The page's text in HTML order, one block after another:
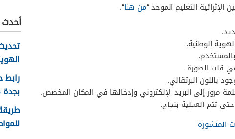
التعليم الموحد “من هنا“.
الوطنية.
قلب الصورة.
باللون البرتقالي.
مرور إلى البريد الإلكتروني وإدخالها في المكان المخصص.
تتم العملية بنجاح.
المنشورة
نظام
أحدث
الهوية 1448
بجدة 1448